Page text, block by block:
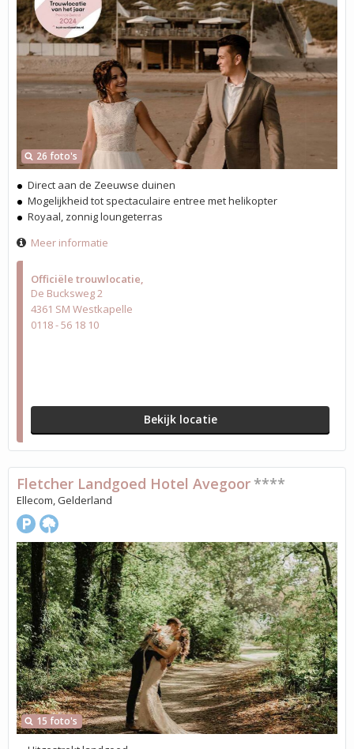
Officiële trouwlocatie
De Bucksweg 2
4361 SM Westkapelle
0118 - 56 18 10
Bekijk locatie
26 foto's
Direct aan de Zeeuwse duinen
Mogelijkheid tot spectaculaire entree met helikopter
Royaal, zonnig loungeterras
Meer informatie
15 foto's
Fletcher Landgoed Hotel Avegoor ****
Ellecom, Gelderland